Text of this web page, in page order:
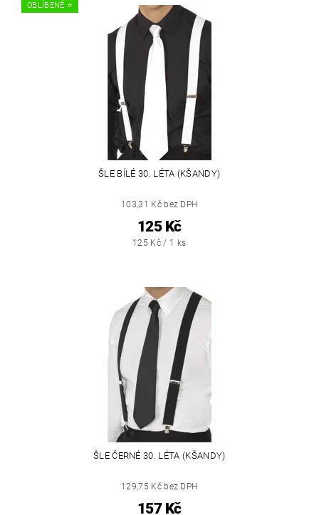
OBLÍBENÉ ⭐️
ŠLE BÍLÉ 30. LÉTA (KŠANDY)
103,31 Kč bez DPH
125 Kč
125 Kč / 1 ks
ŠLE ČERNÉ 30. LÉTA (KŠANDY)
129,75 Kč bez DPH
157 Kč